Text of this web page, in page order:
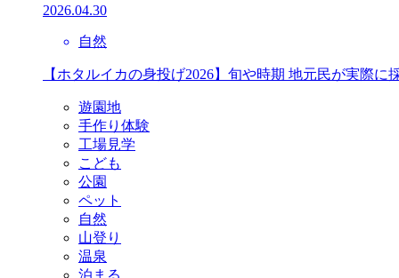
2026.04.30
自然
【ホタルイカの身投げ2026】旬や時期 地元民が実際に
遊園地
手作り体験
工場見学
こども
公園
ペット
自然
山登り
温泉
泊まる